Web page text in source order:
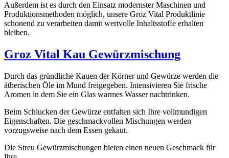
Außerdem ist es durch den Einsatz modernster Maschinen und
Produktionsmethoden möglich, unsere Groz Vital Produktlinie
schonend zu verarbeiten damit wertvolle Inhaltsstoffe erhalten
bleiben.
Groz Vital Kau Gewürzmischung
Durch das gründliche Kauen der Körner und Gewürze werden die
ätherischen Öle im Mund freigegeben. Intensivieren Sie frische
Aromen in dem Sie ein Glas warmes Wasser nachtrinken.
Beim Schlucken der Gewürze entfalten sich Ihre vollmundigen
Eigenschaften. Die geschmackvollen Mischungen werden
vorzugsweise nach dem Essen gekaut.
Die Streu Gewürzmischungen bieten einen neuen Geschmack für